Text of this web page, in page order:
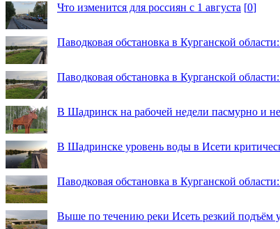
Что изменится для россиян с 1 августа [0]
Паводковая обстановка в Курганской
Паводковая обстановка в Курганской
В Шадринск на рабочей недели пасмурно и
В Шадринске уровень воды в Исети
Паводковая обстановка в Курганской
Выше по течению реки Исеть резкий подъём